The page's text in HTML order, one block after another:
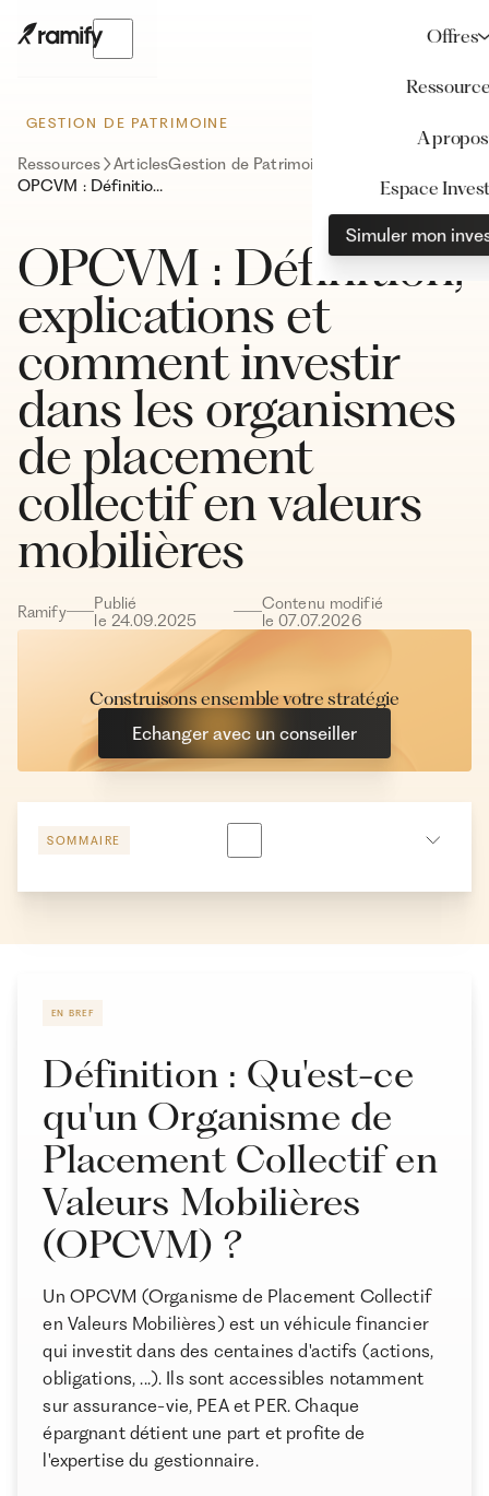
Offres
A propos
Espace
Simuler mon
GESTION DE PATRIMOINE
Ressources ArticlesGestion de Patrimoine
OPCVM : Définition, explications et comment investir dans les organismes de placement collectif en valeurs mobilières
OPCVM : Définition,
explications et
comment investir
dans les organismes
de placement
collectif en valeurs
mobilières
Ramify
Publié
le 24.09.2025
Contenu modifié
le07.07.2026
Construisons ensemble votre stratégie
Echanger avec un conseiller
SOMMAIRE
Les avantages et les inconvénients des OPCVM
Comment investir dans des OPCVM ?
Comment intégrer des OPCVM à votre stratégie
d’investissement ?
Les meilleurs OPCVM en 2026
Comment choisir ses OPCVM ?
Les alternatives aux OPCVM
Conclusion : Devriez-vous investir dans des OPCVM
À propos de Ramify
Ramify est l’alternative digitale à la banque privée.
Pour une clientèle exigeante, nous combinons
expertise patrimoniale, technologie et sélection
rigoureuse des meilleurs produits du marché, dans
une logique de performance à long terme.
EN BREF
Définition : Qu'est-ce
qu'un Organisme de
Placement Collectif en
Valeurs Mobilières
(OPCVM) ?
Un OPCVM (Organisme de Placement Collectif
en Valeurs Mobilières) est un véhicule financier
qui investit dans des centaines d'actifs (actions,
obligations, ...). Ils sont accessibles notamment
sur assurance-vie, PEA et PER. Chaque
épargnant détient une part et profite de
l'expertise du gestionnaire.